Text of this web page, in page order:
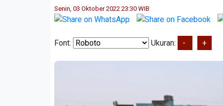
Senin, 03 Oktober 2022 23:30 WIB
Font: Ukuran: - +